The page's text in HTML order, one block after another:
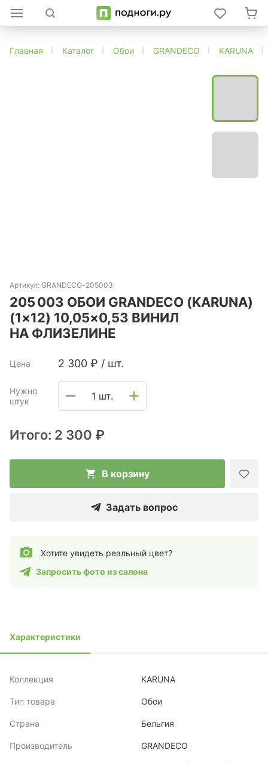
Главная Каталог Обои GRANDECO KARUNA
Артикул: GRANDECO-205003
205 003 ОБОИ GRANDECO (KARUNA)
(1×12) 10,05×0,53 ВИНИЛ
НА ФЛИЗЕЛИНЕ
Цена 2 300 ₽ / шт.
Нужно
штук
1 шт.
Итого: 2 300 ₽
В корзину
Задать вопрос
Хотите увидеть реальный цвет?
Запросить фото из салона
Характеристики
Коллекция KARUNA
Тип товара Обои
Страна Бельгия
Производитель GRANDECO